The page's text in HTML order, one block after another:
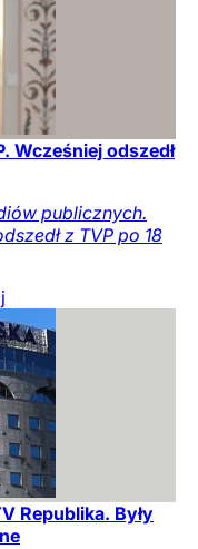
Wcześniej odszedł
publicznych.
z TVP po 18
Republika. Były